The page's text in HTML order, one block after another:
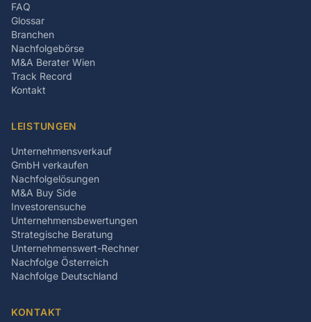
FAQ
Glossar
Branchen
Nachfolgebörse
M&A Berater Wien
Track Record
Kontakt
LEISTUNGEN
Unternehmensverkauf
GmbH verkaufen
Nachfolgelösungen
M&A Buy Side
Investorensuche
Unternehmensbewertungen
Strategische Beratung
Unternehmenswert-Rechner
Nachfolge Österreich
Nachfolge Deutschland
KONTAKT